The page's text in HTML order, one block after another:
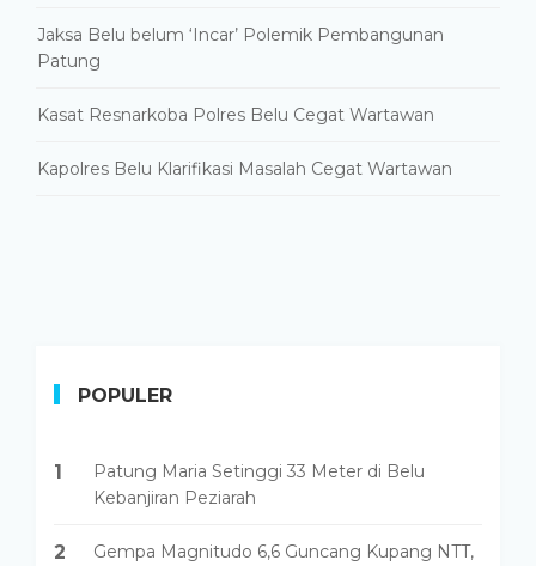
Jaksa Belu belum ‘Incar’ Polemik Pembangunan
Patung
Kasat Resnarkoba Polres Belu Cegat Wartawan
Kapolres Belu Klarifikasi Masalah Cegat Wartawan
POPULER
1
Patung Maria Setinggi 33 Meter di Belu
Kebanjiran Peziarah
2
Gempa Magnitudo 6,6 Guncang Kupang NTT,